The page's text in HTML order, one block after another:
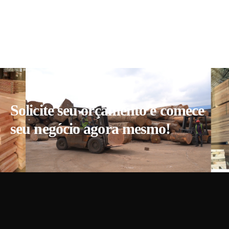
Solicite seu orçamento e comece
seu negócio agora mesmo!